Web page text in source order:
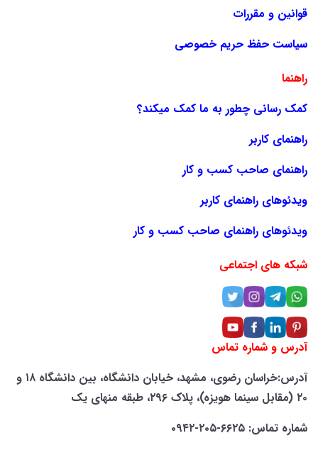
قوانین و مقررات
سیاست حفظ حریم خصوصی
راهنما
کمک رسانی چطور به ما کمک میکند؟
راهنمای کاربر
راهنمای صاحب کسب و کار
ویدئوهای راهنمای کاربر
ویدئوهای راهنمای صاحب کسب و کار
شبکه های اجتماعی
آدرس و شماره تماس
آدرس:خراسان رضوی، مشهد، خیابان دانشگاه، بین دانشگاه ۱۸ و
۲۰ (مقابل سینما هویزه)، پلاک ۲۹۶، طبقه منهای یک
شماره تماس: ۶۶۲۵-۲۰۵-۰۹۴۲